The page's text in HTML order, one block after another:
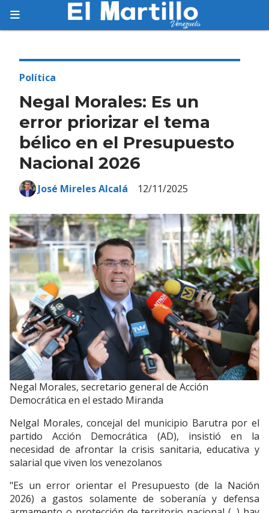
Negal Morales: Es un
error priorizar el tema
bélico en el Presupuesto
Nacional 2026
Política
12/11/2025
José Mireles Alcalá
Negal Morales, secretario general de Acción
Democrática en el estado Miranda
Nelgal Morales, concejal del municipio Barutra por el
partido Acción Democrática (AD), insistió en la
necesidad de afrontar la crisis sanitaria, educativa y
salarial que viven los venezolanos
"Es un error orientar el Presupuesto (de la Nación
2026) a gastos solamente de soberanía y defensa
Suscríbete
Suscríbete a nuestro servicio gratuito de
información diaria en tu email.
Suscribirme